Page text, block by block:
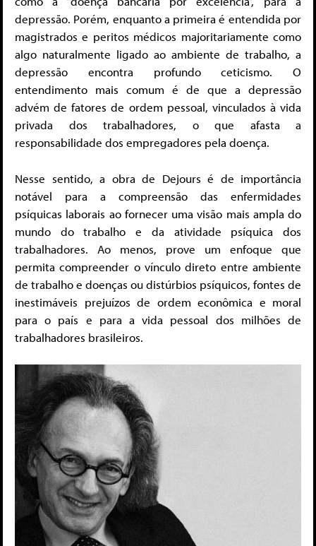
depressão. Porém, enquanto a primeira é entendida por
magistrados e peritos médicos majoritariamente como
algo naturalmente ligado ao ambiente de trabalho, a
depressão encontra profundo ceticismo. O
entendimento mais comum é de que a depressão
advém de fatores de ordem pessoal, vinculados à vida
privada dos trabalhadores, o que afasta a
responsabilidade dos empregadores pela doença.
Nesse sentido, a obra de Dejours é de importância
notável para a compreensão das enfermidades
psíquicas laborais ao fornecer uma visão mais ampla do
mundo do trabalho e da atividade psíquica dos
trabalhadores. Ao menos, prove um enfoque que
permita compreender o vínculo direto entre ambiente
de trabalho e doenças ou distúrbios psíquicos, fontes de
inestimáveis prejuízos de ordem econômica e moral
para o país e para a vida pessoal dos milhões de
trabalhadores brasileiros.